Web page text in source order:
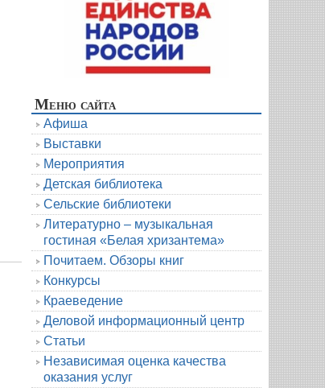
Меню сайта
Афиша
Выставки
Мероприятия
Детская библиотека
Сельские библиотеки
Литературно – музыкальная
гостиная «Белая хризантема»
Почитаем. Обзоры книг
Конкурсы
Краеведение
Деловой информационный центр
Статьи
Независимая оценка качества
оказания услуг